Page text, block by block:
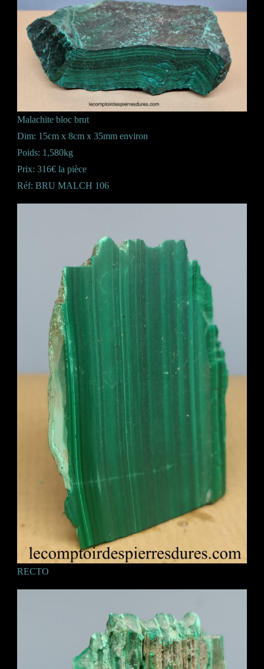
Malachite bloc brut
Dim: 15cm x 8cm x 35mm environ
Poids: 1,580kg
Prix: 316€ la pièce
Réf: BRU MALCH 106
RECTO